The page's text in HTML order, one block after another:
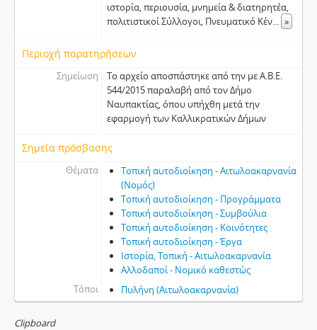
ιστορία, περιουσία, μνημεία & διατηρητέα,
πολιτιστικοί Σύλλογοι, Πνευματικό Κέν... »
Περιοχή παρατηρήσεων
Σημείωση
Το αρχείο αποσπάστηκε από την με Α.Β.Ε.
544/2015 παραλαβή από τον Δήμο
Ναυπακτίας, όπου υπήχθη μετά την
εφαρμογή των Καλλικρατικών Δήμων
Σημεία πρόσβασης
Θέματα
Τοπική αυτοδιοίκηση - Αιτωλοακαρνανία
(Νομός)
Τοπική αυτοδιοίκηση - Προγράμματα
Τοπική αυτοδιοίκηση - Συμβούλια
Τοπική αυτοδιοίκηση - Κοινότητες
Τοπική αυτοδιοίκηση - Έργα
Ιστορία, Τοπική - Αιτωλοακαρνανία
Αλλοδαποί - Νομικό καθεστώς
Τόποι
Πυλήνη (Αιτωλοακαρνανία)
Clipboard